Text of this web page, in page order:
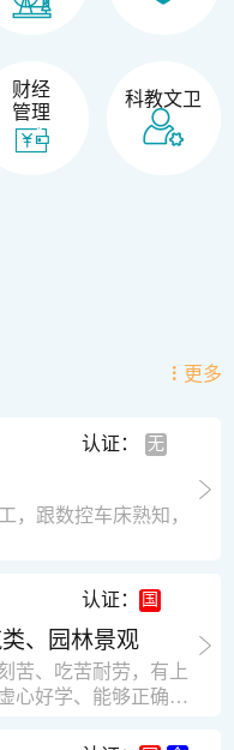
财经
管理
科教文卫
更多
认证：
，跟数控车床熟知，
认证：
、园林景观
苦、吃苦耐劳，有上
心好学、能够正确对